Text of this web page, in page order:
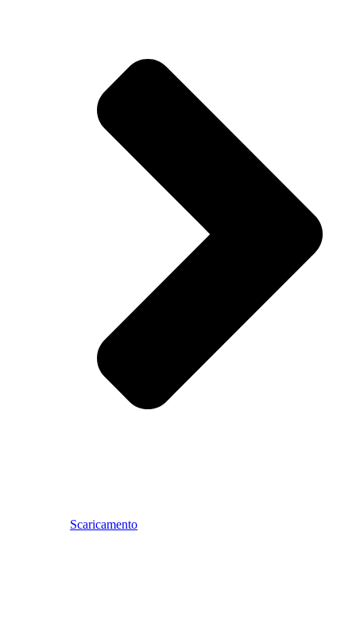
Scaricamento